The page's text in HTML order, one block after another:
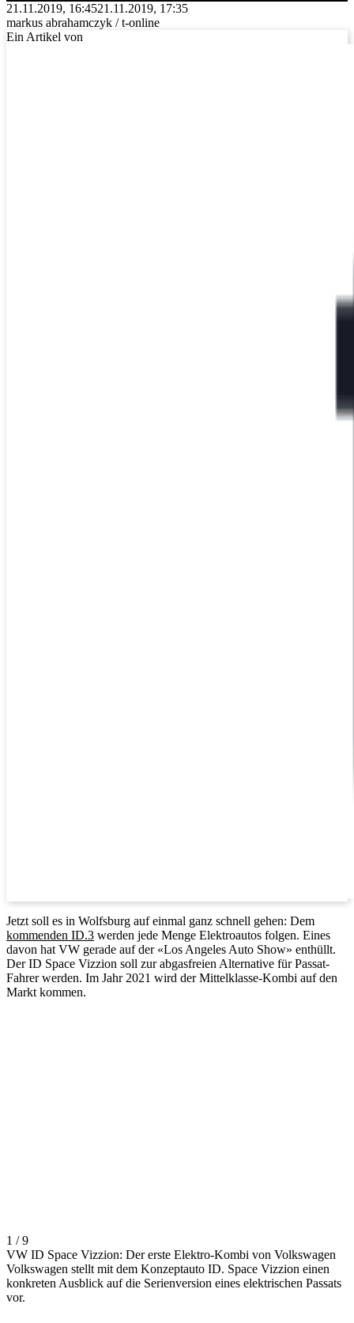
21.11.2019, 16:4521.11.2019, 17:35
markus abrahamczyk / t-online
Ein Artikel von
Jetzt soll es in Wolfsburg auf einmal ganz schnell gehen: Dem
kommenden ID.3 werden jede Menge Elektroautos folgen. Eines
davon hat VW gerade auf der «Los Angeles Auto Show» enthüllt.
Der ID Space Vizzion soll zur abgasfreien Alternative für Passat-
Fahrer werden. Im Jahr 2021 wird der Mittelklasse-Kombi auf den
Markt kommen.
1 / 9
VW ID Space Vizzion: Der erste Elektro-Kombi von Volkswagen
Volkswagen stellt mit dem Konzeptauto ID. Space Vizzion einen
konkreten Ausblick auf die Serienversion eines elektrischen Passats
vor.